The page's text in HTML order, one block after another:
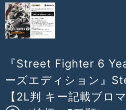
『Street Fighter 6
ーズエディション』
【2L判 キー記載ブロ